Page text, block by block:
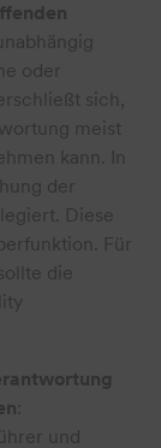
oder
sich,
meist
kann. In
der
Diese
Für
die
und